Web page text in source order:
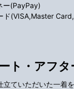
ー(PayPay)
ド(VISA,Master
ト・アフタ
立ていただいた一着